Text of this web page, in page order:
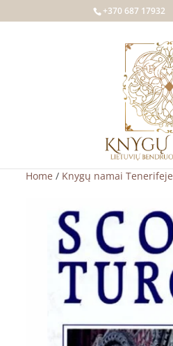
+370 687 17932
Home / Knygų namai Tenerifeje